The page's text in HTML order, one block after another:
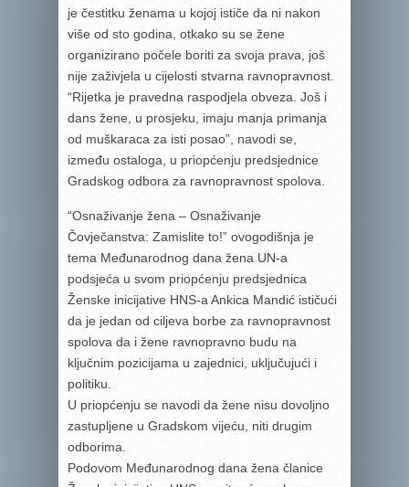
je čestitku ženama u kojoj ističe da ni nakon
više od sto godina, otkako su se žene
organizirano počele boriti za svoja prava, još
nije zaživjela u cijelosti stvarna ravnopravnost.
“Rijetka je pravedna raspodjela obveza. Još i
dans žene, u prosjeku, imaju manja primanja
od muškaraca za isti posao”, navodi se,
između ostaloga, u priopćenju predsjednice
Gradskog odbora za ravnopravnost spolova.
“Osnaživanje žena – Osnaživanje
Čovječanstva: Zamislite to!” ovogodišnja je
tema Međunarodnog dana žena UN-a
podsjeća u svom priopćenju predsjednica
Ženske inicijative HNS-a Ankica Mandić ističući
da je jedan od ciljeva borbe za ravnopravnost
spolova da i žene ravnopravno budu na
ključnim pozicijama u zajednici, uključujući i
politiku.
U priopćenju se navodi da žene nisu dovoljno
zastupljene u Gradskom vijeću, niti drugim
odborima.
Podovom Međunarodnog dana žena članice